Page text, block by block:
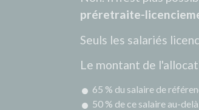
préretraite-
Seuls les salariés
Le montant de
65 % du salaire de
50 % de ce salaire au-